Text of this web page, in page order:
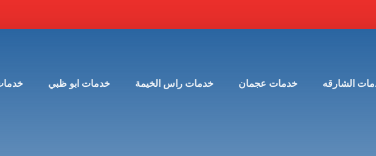
الشارقه خدمات عجمان خدمات راس الخيمة خدمات ابو ظبي